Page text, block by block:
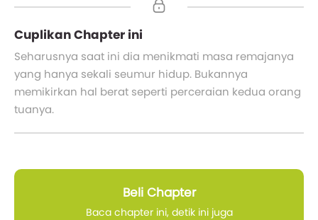
Cuplikan Chapter ini
Seharusnya saat ini dia menikmati masa remajanya
yang hanya sekali seumur hidup. Bukannya
memikirkan hal berat seperti perceraian kedua orang
tuanya.
Beli Chapter
Baca chapter ini, detik ini juga